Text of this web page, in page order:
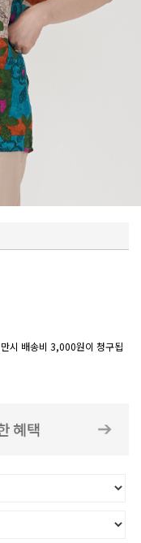
시 배송비 3,000원이 청구됩